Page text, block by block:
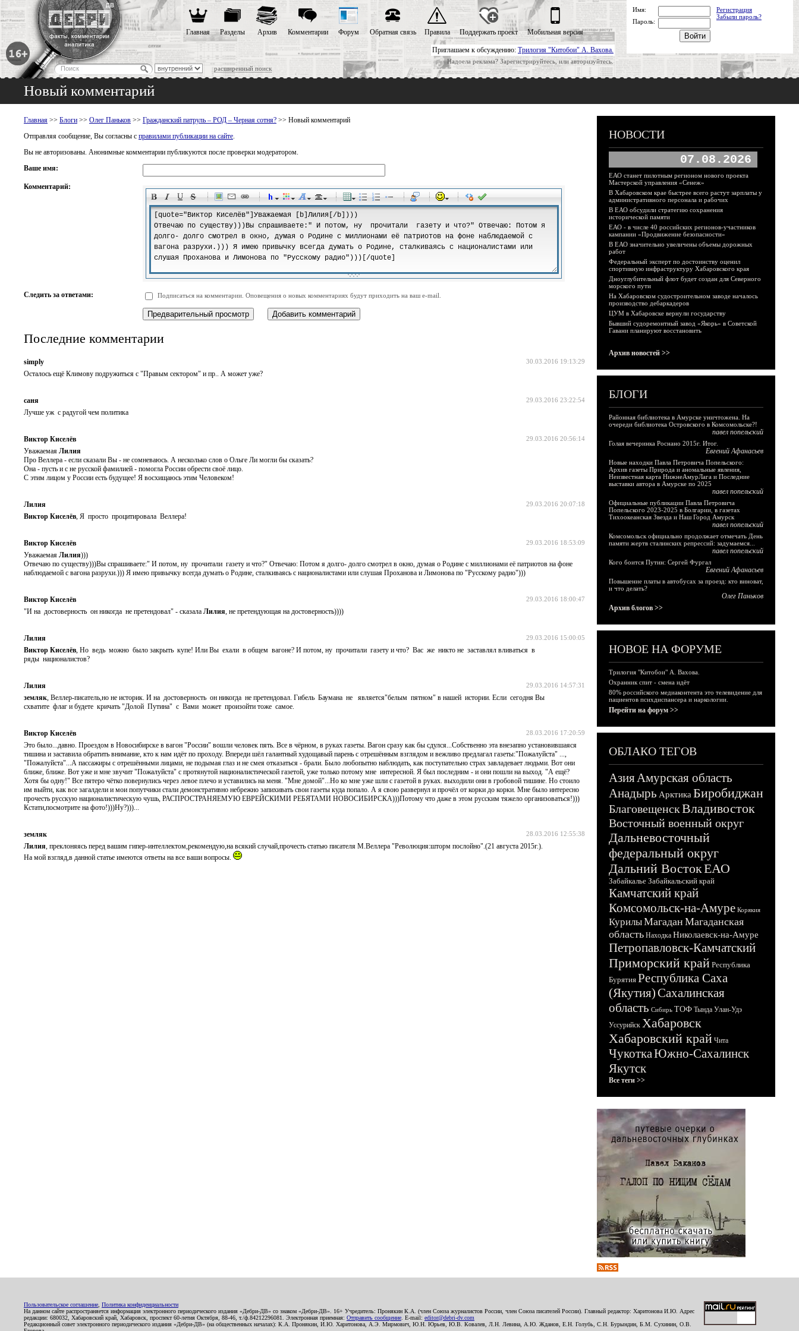
Приглашаем к обсуждению: Трилогия "Китобои" А. Вахова.
Надоела реклама? Зарегистрируйтесь, или авторизуйтесь.
расширенный поиск
Главная Разделы Архив Комментарии Форум Обратная связь Правила Поддержать проект Мобильная версия
Имя:
Регистрация
Забыли пароль?
Пароль:
Новый комментарий
Главная >> Блоги >> Олег Паньков >> Гражданский патруль – РОД – Черная сотня? >> Новый комментарий
Отправляя сообщение, Вы согласны с правилами публикации на сайте.
Вы не авторизованы. Анонимные комментарии публикуются после проверки модератором.
Ваше имя:
Комментарий:
-
-
-
-
-
-
-
-
-
-
-
-
-
-
-
-
-
-
-
-
-
-
-
-
-
-
-
-
-
-
-
-
-
-
-
-
-
-
-
-
-
-
-
-
-
-
-
-
-
-
-
Следить за ответами: Подписаться на комментарии. Оповещения о новых комментариях будут приходить на ваш e-mail.
Последние комментарии
30.03.2016 19:13:29
simply
Осталось ещё Климову подружиться с "Правым сектором" и пр.. А может уже?
29.03.2016 23:22:54
саня
Лучше уж с радугой чем политика
29.03.2016 20:56:14
Виктор Киселёв
Уважаемая Лилия
Про Веллера - если сказали Вы - не сомневаюсь. А несколько слов о Ольге Ли могли бы сказать?
Она - пусть и с не русской фамилией - помогла России обрести своё лицо.
С этим лицом у России есть будущее! Я восхищаюсь этим Человеком!
29.03.2016 20:07:18
Лилия
Виктор Киселёв , Я просто процитировала Веллера!
29.03.2016 18:53:09
Виктор Киселёв
Уважаемая Лилия)))
Отвечаю по существу)))Вы спрашиваете:" И потом, ну прочитали газету и что?" Отвечаю: Потом я долго- долго смотрел в окно, думая о Родине с миллионами её патриотов на фоне
наблюдаемой с вагона разрухи.))) Я имею привычку всегда думать о Родине, сталкиваясь с националистами или слушая Проханова и Лимонова по "Русскому радио")))
29.03.2016 18:00:47
Виктор Киселёв
"И на достоверность он никогда не претендовал" - сказала Лилия , не претендующая на достоверность))))
29.03.2016 15:00:05
Лилия
Виктор Киселёв , Но ведь можно было закрыть купе! Или Вы ехали в общем вагоне? И потом, ну прочитали газету и что? Вас же никто не заставлял вливаться в
ряды националистов?
29.03.2016 14:57:31
Лилия
земляк , Веллер-писатель,но не историк. И на достоверность он никогда не претендовал. Гибель Баумана не является"белым пятном" в нашей истории. Если сегодня Вы
схватите флаг и будете кричать "Долой Путина" с Вами может произойти тоже самое.
28.03.2016 17:20:59
Виктор Киселёв
Это было...давно. Проездом в Новосибирске в вагон "России" вошли человек пять. Все в чёрном, в руках газеты. Вагон сразу как бы сдулся...Собственно эта внезапно установившаяся
тишина и заставила обратить внимание, кто к нам идёт по проходу. Впереди шёл галантный худощавый парень с отрешённым взглядом и вежливо предлагал газеты:"Пожалуйста" ...,
"Пожалуйста"...А пассажиры с отрешёнными лицами, не подымая глаз и не смея отказаться - брали. Было любопытно наблюдать, как поступательно страх завладевает людьми. Вот они
ближе, ближе. Вот уже и мне звучит "Пожалуйста" с протянутой националистической газетой, уже только потому мне интересной. Я был последним - и они пошли на выход. "А ещё?
Хотя бы одну!" Все пятеро чётко повернулись через левое плечо и уставились на меня. "Мне домой"...Но ко мне уже шли с газетой в руках. выходили они в гробовой тишине. Но стоило
им выйти, как все загалдели и мои попутчики стали демонстративно небрежно запихивать свои газеты куда попало. А я свою развернул и прочёл от корки до корки. Мне было интересно
прочесть русскую националистическую чушь, РАСПРОСТРАНЯЕМУЮ ЕВРЕЙСКИМИ РЕБЯТАМИ НОВОСИБИРСКА)))Потому что даже в этом русским тяжело организоваться!)))
Кстати,посмотрите на фото!)))Ну?)))...
28.03.2016 12:55:38
земляк
Лилия , преклоняясь перед вашим гипер-интеллектом,рекомендую,на всякий случай,прочесть статью писателя М.Веллера "Революция:шторм послойно".(21 августа 2015г.).
На мой взгляд,в данной статье имеются ответы на все ваши вопросы.
НОВОСТИ
07.08.2026
ЕАО станет пилотным регионом нового проекта
Мастерской управления «Сенеж»
В Хабаровском крае быстрее всего растут зарплаты у
административного персонала и рабочих
В ЕАО обсудили стратегию сохранения
исторической памяти
ЕАО - в числе 40 российских регионов-участников
кампании «Продвижение безопасности»
В ЕАО значительно увеличены объемы дорожных
работ
Федеральный эксперт по достоинству оценил
спортивную инфраструктуру Хабаровского края
Дноуглубительный флот будет создан для Северного
морского пути
На Хабаровском судостроительном заводе началось
производство дебаркадеров
ЦУМ в Хабаровске вернули государству
Бывший судоремонтный завод «Якорь» в Советской
Гавани планируют восстановить
Архив новостей >>
БЛОГИ
Районная библиотека в Амурске уничтожена. На
очереди библиотека Островского в Комсомольске?!
павел попельский
Голая вечеринка Роснано 2015г. Итог.
Евгений Афанасьев
Новые находки Павла Петровича Попельского:
Архив газеты Природа и аномальные явления,
Неизвестная карта НижнеАмурЛага и Последние
выставки автора в Амурске по 2025
павел попельский
Официальные публикации Павла Петровича
Попельского 2023-2025 в Болгарии, в газетах
Тихоокеанская Звезда и Наш Город Амурск
павел попельский
Комсомольск официально продолжает отмечать День
памяти жертв сталинских репрессий: задумаемся...
павел попельский
Кого боится Путин: Сергей Фургал
Евгений Афанасьев
Повышение платы в автобусах за проезд: кто виноват,
и что делать?
Олег Паньков
Архив блогов >>
НОВОЕ НА ФОРУМЕ
Трилогия "Китобои" А. Вахова.
Охранник спит - смена идёт
80% российского медиаконтента это телевидение для
пациентов психдиспансера и наркологии.
Перейти на форум >>
ОБЛАКО ТЕГОВ
АзияАмурская область
Анадырь Арктика Биробиджан
БлаговещенскВладивосток
Восточный военный округ
Дальневосточный
федеральный округ
Дальний ВостокЕАО
Забайкалье Забайкальский край
Камчатский край
Комсомольск-на-Амуре Корякия
КурилыМагадан Магаданская
область Находка Николаевск-на-Амуре
Петропавловск-Камчатский
Приморский край Республика
Бурятия Республика Саха
(Якутия)Сахалинская
область Сибирь ТОФ Тында Улан-Удэ
Уссурийск Хабаровск
Хабаровский край Чита
ЧукоткаЮжно-Сахалинск
Якутск
Все теги >>
Пользовательское соглашение Политика конфиденциальности
На данном сайте распространяется информация электронного периодического издания «Дебри-ДВ» со знаком «Дебри-ДВ». 16+ Учредитель: Пронякин К.А. (член Союза журналистов России, член Союза писателей России). Главный редактор: Харитонова И.Ю. Адрес
редакции: 680032, Хабаровский край, Хабаровск, проспект 60-летия Октября, 88-46, т./ф.84212296081. Электронная приемная: Отправить сообщение . E-mail: editor@debri-dv.com
Редакционный совет электронного периодического издания «Дебри-ДВ» (на общественных началах): К.А. Пронякин, И.Ю. Харитонова, А.Э. Мирмович, Ю.Н. Юрьев, Ю.В. Ковалев, Л.Н. Левина, А.Ю. Жданов, Е.Н. Голубь, С.Н. Бурындин, Б.М. Сухинин, О.В.